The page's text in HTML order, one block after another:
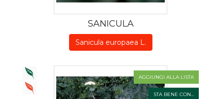
SANICULA
Sanicula europaea L.
AGGIUNGI ALLA LISTA
STA BENE CON...